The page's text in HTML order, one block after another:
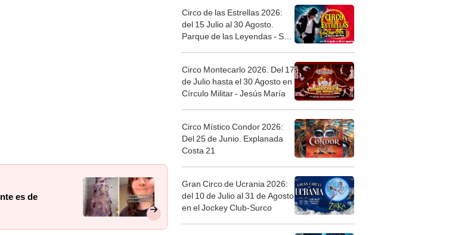
es de
Circo de las Estrellas 2026:
del 15 Julio al 30 Agosto.
Parque de las Leyendas - San
Circo Montecarlo 2026: Del 17
de Julio hasta el 30 Agosto en
Círculo Militar - Jesús María
Circo Místico Condor 2026:
Del 25 de Junio. Explanada
Costa 21
Gran Circo de Ucrania 2026:
del 10 de Julio al 31 de Agosto
en el Jockey Club-Surco